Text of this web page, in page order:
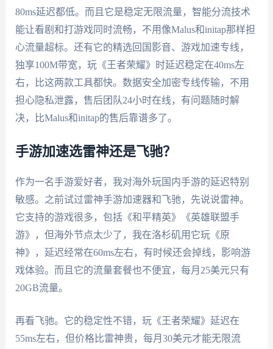
80ms延迟都低。而且它是稳定无限流量，智能分流技术
能让看剧和打游戏同时流畅，不用像Malus和initap那样担
心流量超标。还有它的精选回国影音、游戏加速专线，
独享100M带宽，玩《王者荣耀》时延迟稳定在40ms左
右，比这两款工具都快。数据安全加密专线传输，不用
担心隐私泄露，售后团队24小时在线，有问题随时解
决，比Malus和initap的售后靠谱多了。
手游加速选雷神还是飞驰？
作为一名手游爱好者，我对海外玩国内手游的延迟特别
敏感。之前试过雷神手游加速器和飞驰，先说说雷神。
它支持的游戏很多，包括《和平精英》《英雄联盟手
游》，但海外节点太少了，我在洛杉矶用它玩《原
神》，延迟经常在60ms左右，有时候还会掉线，影响游
戏体验。而且它的流量套餐也不便宜，每月25美元只有
20GB流量。
再看飞驰。它的稳定性不错，玩《王者荣耀》延迟在
55ms左右，但价格比雷神贵，每月30美元才能无限流